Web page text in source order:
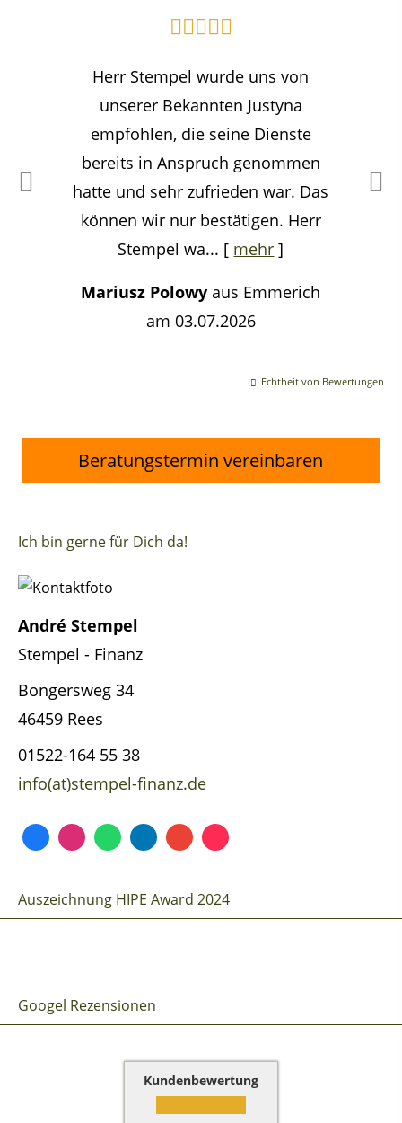
Herr Stempel wurde uns von
unserer Bekannten Justyna
empfohlen, die seine Dienste
bereits in Anspruch genommen
hatte und sehr zufrieden war. Das
können wir nur bestätigen. Herr
Stempel wa... [ mehr ]
Mariusz Polowy aus Emmerich
am 03.07.2026
Echtheit von Bewertungen
Beratungstermin vereinbaren
Ich bin gerne für Dich da!
André Stempel
Stempel - Finanz
Bongersweg 34
46459 Rees
01522-164 55 38
info(at)stempel-finanz.de
Auszeichnung HIPE Award 2024
Googel Rezensionen
Kundenbewertung